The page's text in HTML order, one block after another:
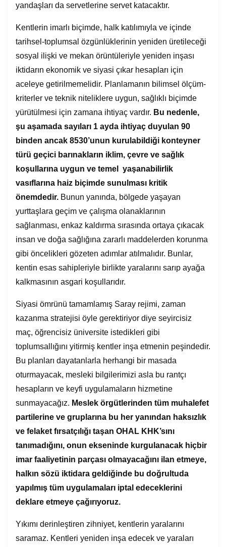
yandaşları da servetlerine servet katacaktır.
Kentlerin imarlı biçimde, halk katılımıyla ve içinde
tarihsel-toplumsal özgünlüklerinin yeniden üretileceği
sosyal ilişki ve mekan örüntüleriyle yeniden inşası
iktidarın ekonomik ve siyasi çıkar hesapları için
aceleye getirilmemelidir. Planlamanın bilimsel ölçüm-
kriterler ve teknik niteliklere uygun, sağlıklı biçimde
yürütülmesi için zamana ihtiyaç vardır. Bu nedenle,
şu aşamada sayıları 1 ayda ihtiyaç duyulan 90
binden ancak 8530’unun kurulabildiği konteyner
türü geçici barınakların iklim, çevre ve sağlık
koşullarına uygun ve temel yaşanabilirlik
vasıflarına haiz biçimde sunulması kritik
önemdedir. Bunun yanında, bölgede yaşayan
yurttaşlara geçim ve çalışma olanaklarının
sağlanması, enkaz kaldırma sırasında ortaya çıkacak
insan ve doğa sağlığına zararlı maddelerden korunma
gibi öncelikleri gözeten adımlar atılmalıdır. Bunlar,
kentin esas sahipleriyle birlikte yaralarını sarıp ayağa
kalkmasının asgari koşullarıdır.
Siyasi ömrünü tamamlamış Saray rejimi, zaman
kazanma stratejisi öyle gerektiriyor diye seyircisiz
maç, öğrencisiz üniversite istedikleri gibi
toplumsallığını yitirmiş kentler inşa etmenin peşindedir.
Bu planları dayatanlarla herhangi bir masada
oturmayacak, mesleki bilgilerimizi asla bu rantçı
hesapların ve keyfi uygulamaların hizmetine
sunmayacağız. Meslek örgütlerinden tüm muhalefet
partilerine ve gruplarına bu her yanından haksızlık
ve felaket fırsatçılığı taşan OHAL KHK’sını
tanımadığını, onun ekseninde kurgulanacak hiçbir
imar faaliyetinin parçası olmayacağını ilan etmeye,
halkın sözü iktidara geldiğinde bu doğrultuda
yapılmış tüm uygulamaları iptal edeceklerini
deklare etmeye çağırıyoruz.
Yıkımı derinleştiren zihniyet, kentlerin yaralarını
saramaz. Kentleri yeniden inşa edecek ve yaraları